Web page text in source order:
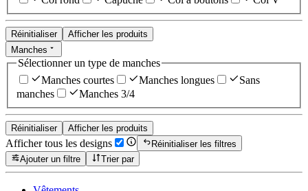
Réinitialiser
Afficher les produits
Manches
Sélectionner un type de manches
Manches courtes
Manches longues
Sans
manches
Manches 3/4
Réinitialiser Afficher les produits
Afficher tous les designs
Réinitialiser les filtres
Ajouter un filtre
Trier par